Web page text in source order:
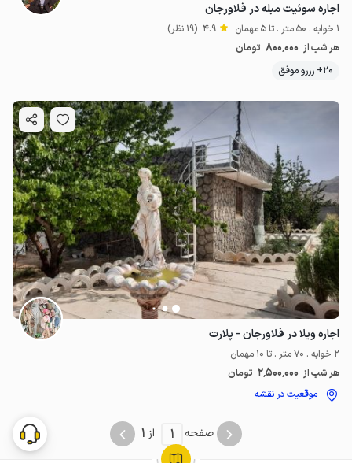
اجاره سوئیت مبله در فلاورجان
1 خوابه . 50 متر . تا 5 مهمان 4.9 (19 نظر)
هر شب از 800٬000 تومان
20+ رزرو موفق
اجاره ویلا در فلاورجان - پلارت
2 خوابه . 70 متر . تا 10 مهمان
هر شب از 2٬500٬000 تومان
موقعیت در نقشه
صفحه 1 از 1